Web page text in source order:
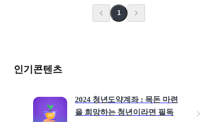
1
인기콘텐츠
2024 청년도약계좌 : 목돈 마련
을 희망하는 청년이라면 필독